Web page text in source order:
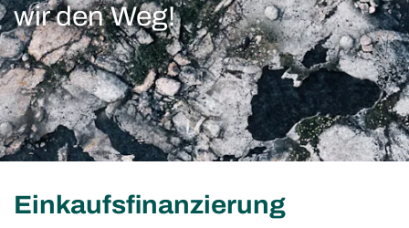
wir den Weg!
Einkaufs­finanzierung